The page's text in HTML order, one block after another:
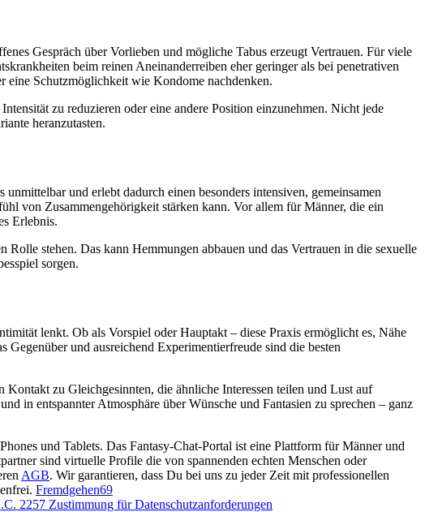
Gespräch über Vorlieben und mögliche Tabus erzeugt Vertrauen. Für viele
beim reinen Aneinanderreiben eher geringer als bei penetrativen
eine Schutzmöglichkeit wie Kondome nachdenken.
zu reduzieren oder eine andere Position einzunehmen. Nicht jede
heranzutasten.
und erlebt dadurch einen besonders intensiven, gemeinsamen
von Zusammengehörigkeit stärken kann. Vor allem für Männer, die ein
Erlebnis.
stehen. Das kann Hemmungen abbauen und das Vertrauen in die sexuelle
sorgen.
lenkt. Ob als Vorspiel oder Hauptakt – diese Praxis ermöglicht es, Nähe
und ausreichend Experimentierfreude sind die besten
zu Gleichgesinnten, die ähnliche Interessen teilen und Lust auf
in entspannter Atmosphäre über Wünsche und Fantasien zu sprechen – ganz
und Tablets. Das Fantasy-Chat-Portal ist eine Plattform für Männer und
sind virtuelle Profile die von spannenden echten Menschen oder
AGB. Wir garantieren, dass Du bei uns zu jeder Zeit mit professionellen
Fremdgehen69
2257 Zustimmung für Datenschutzanforderungen